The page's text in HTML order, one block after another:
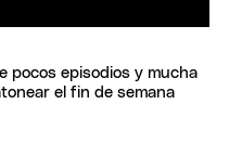
pocos episodios y mucha
el fin de semana